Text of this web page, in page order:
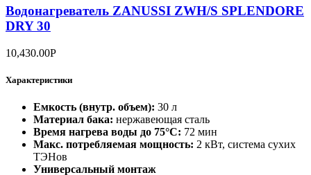
Водонагреватель ZANUSSI ZWH/S SPLENDORE
DRY 30
10,430.00Р
Характеристики
Емкость (внутр. объем): 30 л
Материал бака: нержавеющая сталь
Время нагрева воды до 75°С: 72 мин
Макс. потребляемая мощность: 2 кВт, система сухих
ТЭНов
Универсальный монтаж